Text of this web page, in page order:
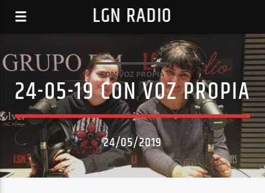
LGN RADIO
CON VOZ PROPIA
24-05-19 CON VOZ PROPIA
24/05/2019